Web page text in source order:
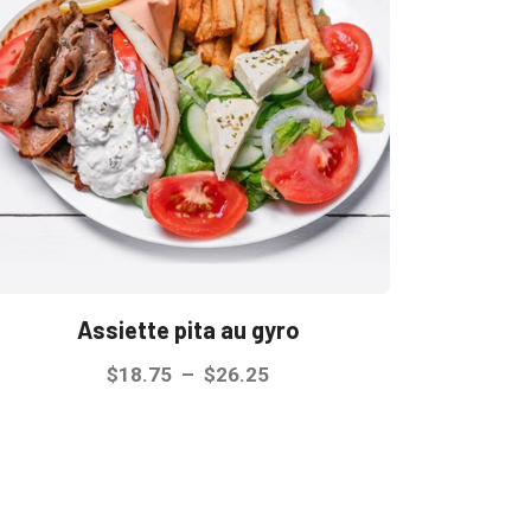
Assiette pita au gyro
$18.75 – $26.25Plage